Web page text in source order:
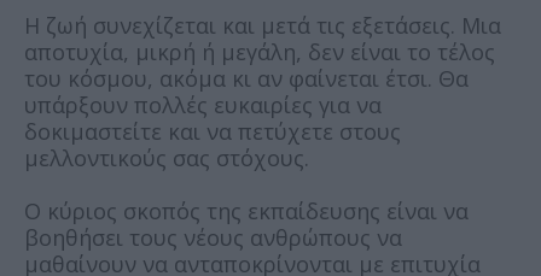
Η ζωή συνεχίζεται και μετά τις εξετάσεις. Μια
αποτυχία, μικρή ή μεγάλη, δεν είναι το τέλος
του κόσμου, ακόμα κι αν φαίνεται έτσι. Θα
υπάρξουν πολλές ευκαιρίες για να
δοκιμαστείτε και να πετύχετε στους
μελλοντικούς σας στόχους.
Ο κύριος σκοπός της εκπαίδευσης είναι να
βοηθήσει τους νέους ανθρώπους να
μαθαίνουν να ανταποκρίνονται με επιτυχία